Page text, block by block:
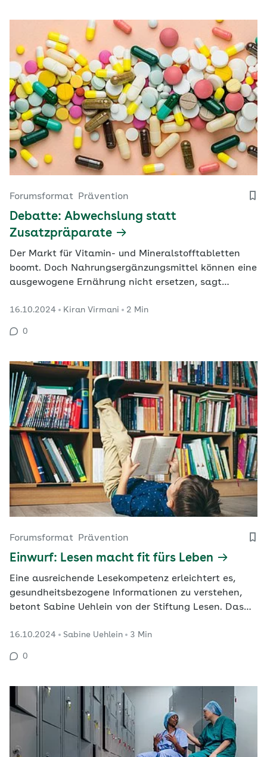
Forumsformat Prävention
Debatte: Abwechslung statt
Zusatzpräparate
Der Markt für Vitamin- und Mineralstofftabletten
boomt. Doch Nahrungsergänzungsmittel können eine
ausgewogene Ernährung nicht ersetzen, sagt
16.10.2024 Kiran Virmani 2 Min
0
Forumsformat Prävention
Einwurf: Lesen macht fit fürs Leben
Eine ausreichende Lesekompetenz erleichtert es,
gesundheitsbezogene Informationen zu verstehen,
betont Sabine Uehlein von der Stiftung Lesen. Das
16.10.2024 Sabine Uehlein 3 Min
0